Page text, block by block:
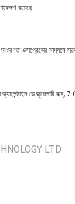
রয়েছে
এক্সপ্রেসের মাধ্যমে
ভ্যালেন্টাইন ডে জুয়েলারি বক্স,
LTD